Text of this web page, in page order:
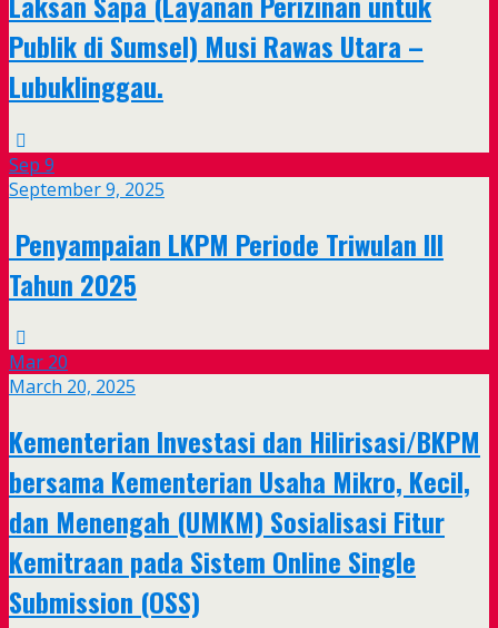
Publik di Sumsel) Musi Rawas Utara –
Lubuklinggau.
Sep 9
September 9, 2025
Penyampaian LKPM Periode Triwulan III
Tahun 2025
Mar 20
March 20, 2025
Kementerian Investasi dan Hilirisasi/BKPM
bersama Kementerian Usaha Mikro, Kecil,
dan Menengah (UMKM) Sosialisasi Fitur
Kemitraan pada Sistem Online Single
Submission (OSS)